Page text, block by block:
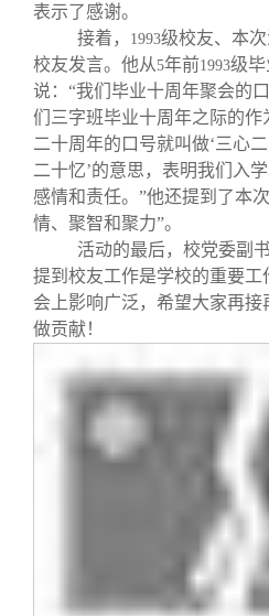
表示了感谢。
接着，
1993级校友、本
校友发言。他从5年前1993级
说：“我们毕业十周年聚会的
们三字班毕业十周年之际的
二十周年的口号就叫做‘三心二
二十忆’的意思，表明我们入
感情和责任。”他还提到了本
情、聚智和聚力”。
活动的最后，校党委副
提到校友工作是学校的重要工
会上影响广泛，希望大家再
做贡献！